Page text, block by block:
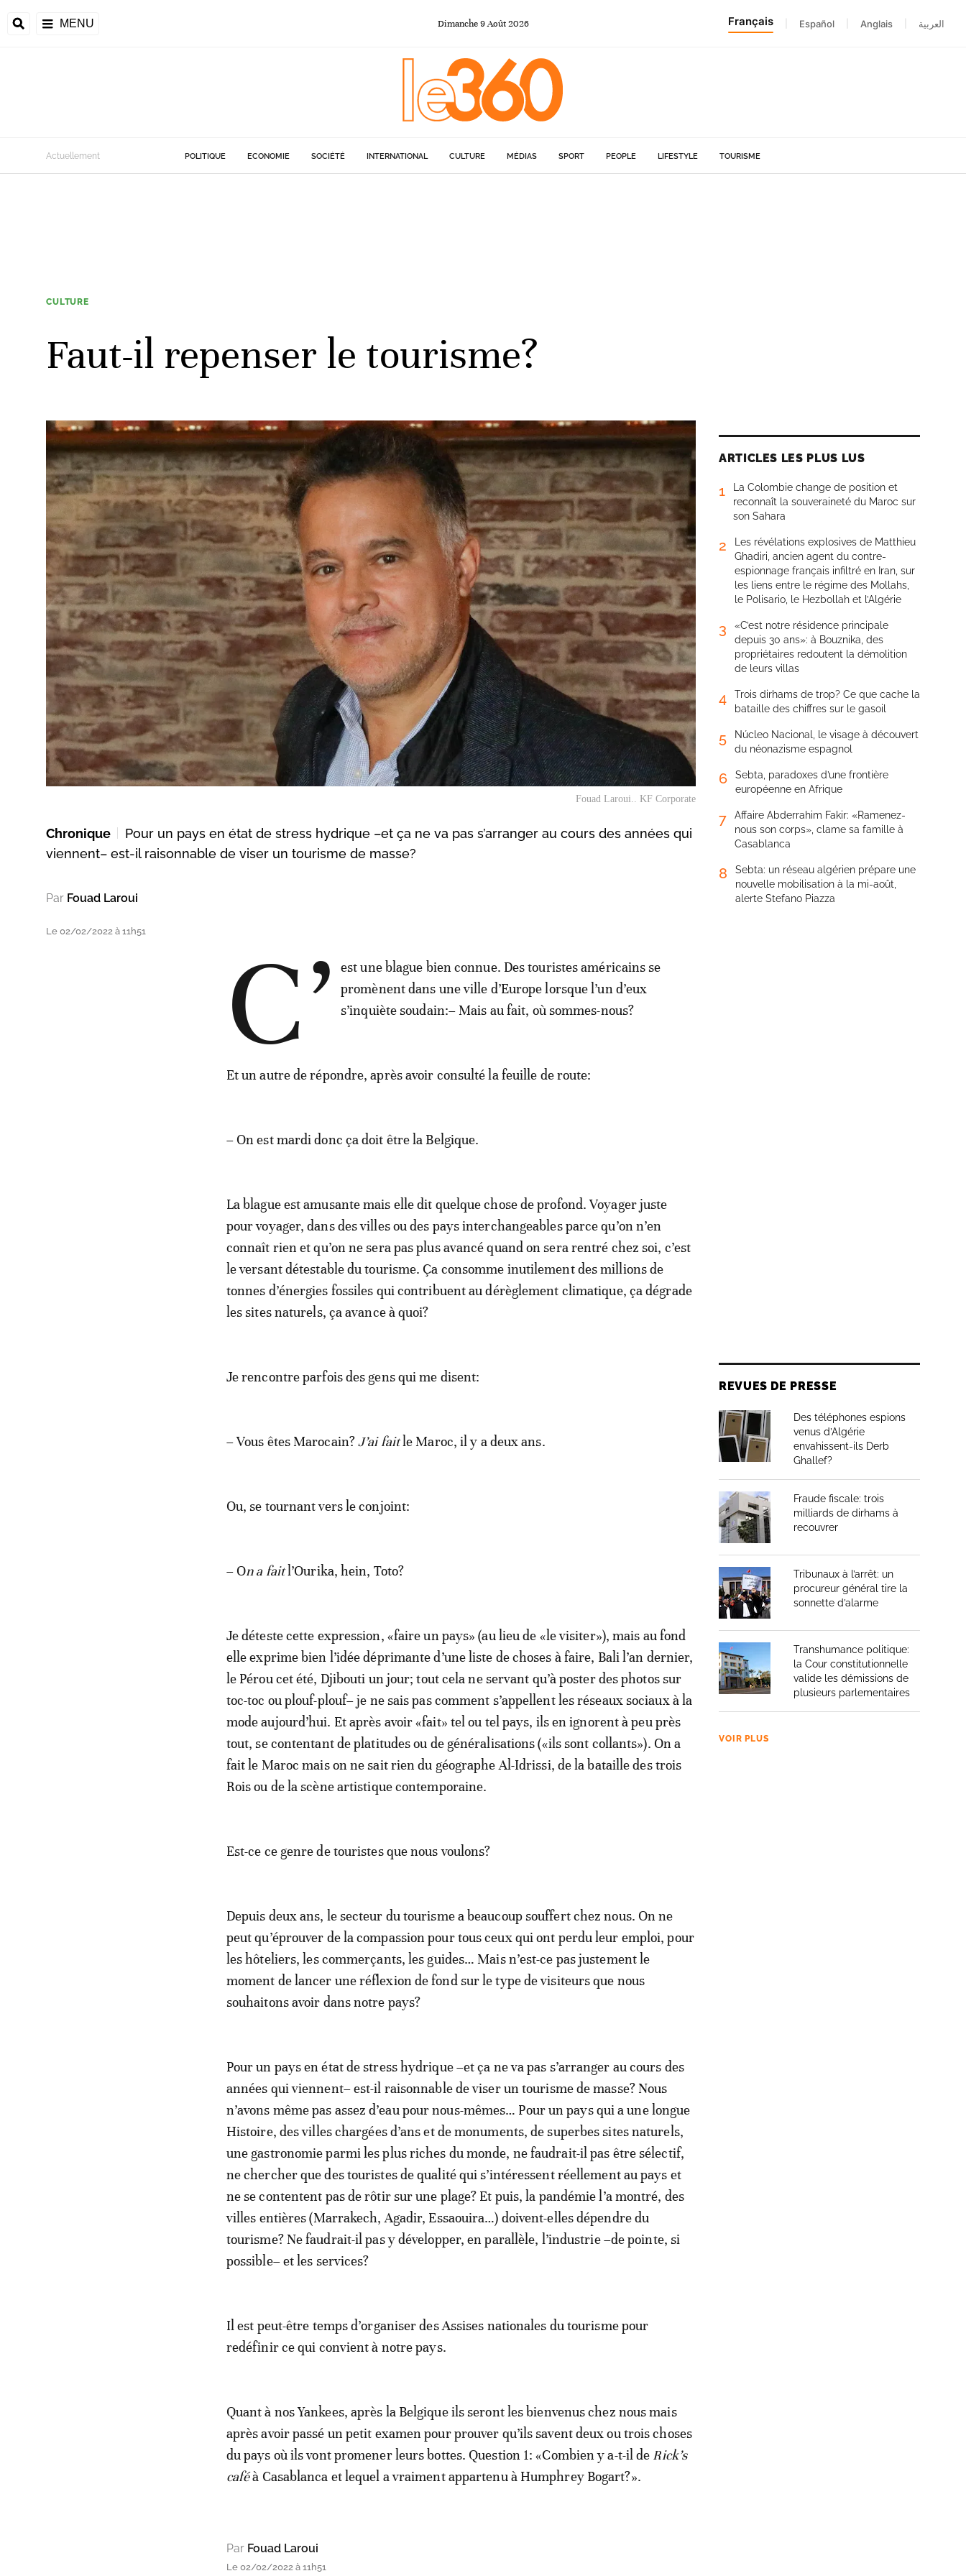
MENU Dimanche 9Août 2026 Français Español Anglais العربية
Actuellement POLITIQUE ECONOMIE SOCIÉTÉ INTERNATIONAL CULTURE MÉDIAS SPORT PEOPLE LIFESTYLE TOURISME
CULTURE
Faut-il repenser le tourisme?
Fouad Laroui.. KF Corporate
Chronique
Pour un pays en état de stress hydrique –et ça ne va pas s’arranger au cours des années qui
viennent– est-il raisonnable de viser un tourisme de masse?
Par Fouad Laroui
Le 02/02/2022 à 11h51 C’
est une blague bien connue. Des touristes américains se
promènent dans une ville d’Europe lorsque l’un d’eux
s’inquiète soudain:– Mais au fait, où sommes-nous?
Et un autre de répondre, après avoir consulté la feuille de route:
– On est mardi donc ça doit être la Belgique.
La blague est amusante mais elle dit quelque chose de profond. Voyager juste
pour voyager, dans des villes ou des pays interchangeables parce qu’on n’en
connaît rien et qu’on ne sera pas plus avancé quand on sera rentré chez soi, c’est
le versant détestable du tourisme. Ça consomme inutilement des millions de
tonnes d’énergies fossiles qui contribuent au dérèglement climatique, ça dégrade
les sites naturels, ça avance à quoi?
Je rencontre parfois des gens qui me disent:
– Vous êtes Marocain?J’ai faitle Maroc, il y a deux ans.
Ou, se tournant vers le conjoint:
– On a faitl’Ourika, hein, Toto?
Je déteste cette expression, «faire un pays» (au lieu de «le visiter»), mais au fond
elle exprime bien l’idée déprimante d’une liste de choses à faire, Bali l’an dernier,
le Pérou cet été, Djibouti un jour; tout cela ne servant qu’à poster des photos sur
toc-toc ou plouf-plouf– je ne sais pas comment s’appellent les réseaux sociaux à la
mode aujourd’hui. Et après avoir «fait» tel ou tel pays, ils en ignorent à peu près
tout, se contentant de platitudes ou de généralisations («ils sont collants»). On a
fait le Maroc mais on ne sait rien du géographe Al-Idrissi, de la bataille des trois
Rois ou de la scène artistique contemporaine.
Est-ce ce genre de touristes que nous voulons?
Depuis deux ans, le secteur du tourisme a beaucoup souffert chez nous. On ne
peut qu’éprouver de la compassion pour tous ceux qui ont perdu leur emploi, pour
les hôteliers, les commerçants, les guides… Mais n’est-ce pas justement le
moment de lancer une réflexion de fond sur le type de visiteurs que nous
souhaitons avoir dans notre pays?
Pour un pays en état de stress hydrique –et ça ne va pas s’arranger au cours des
années qui viennent– est-il raisonnable de viser un tourisme de masse? Nous
n’avons même pas assez d’eau pour nous-mêmes… Pour un pays qui a une longue
Histoire, des villes chargées d’ans et de monuments, de superbes sites naturels,
une gastronomie parmi les plus riches du monde, ne faudrait-il pas être sélectif,
ne chercher que des touristes de qualité qui s’intéressent réellement au pays et
ne se contentent pas de rôtir sur une plage? Et puis, la pandémie l’a montré, des
villes entières (Marrakech, Agadir, Essaouira…) doivent-elles dépendre du
tourisme? Ne faudrait-il pas y développer, en parallèle, l’industrie –de pointe, si
possible– et les services?
Il est peut-être temps d’organiser des Assises nationales du tourisme pour
redéfinir ce qui convient à notre pays.
Quant à nos Yankees, après la Belgique ils seront les bienvenus chez nous mais
après avoir passé un petit examen pour prouver qu’ils savent deux ou trois choses
du pays où ils vont promener leurs bottes. Question 1: «Combien y a-t-il de Rick’s
caféà Casablanca et lequel a vraiment appartenu à Humphrey Bogart?».
Par Fouad Laroui
Le 02/02/2022 à 11h51
ARTICLES LES PLUS LUS
1
La Colombie change de position et
reconnaît la souveraineté du Maroc sur
son Sahara
2
Les révélations explosives de Matthieu
Ghadiri, ancien agent du contre-
espionnage français infiltré en Iran, sur
les liens entre le régime des Mollahs,
le Polisario, le Hezbollah et l’Algérie
3
«C’est notre résidence principale
depuis 30 ans»: à Bouznika, des
propriétaires redoutent la démolition
de leurs villas
4
Trois dirhams de trop? Ce que cache la
bataille des chiffres sur le gasoil
5
Núcleo Nacional, le visage à découvert
du néonazisme espagnol
6
Sebta, paradoxes d’une frontière
européenne en Afrique
7
Affaire Abderrahim Fakir: «Ramenez-
nous son corps», clame sa famille à
Casablanca
8
Sebta: un réseau algérien prépare une
nouvelle mobilisation à la mi-août,
alerte Stefano Piazza
REVUES DE PRESSE
Des téléphones espions
venus d’Algérie
envahissent-ils Derb
Ghallef?
Fraude fiscale: trois
milliards de dirhams à
recouvrer
Tribunaux à l’arrêt: un
procureur général tire la
sonnette d’alarme
Transhumance politique:
la Cour constitutionnelle
valide les démissions de
plusieurs parlementaires
VOIR PLUS